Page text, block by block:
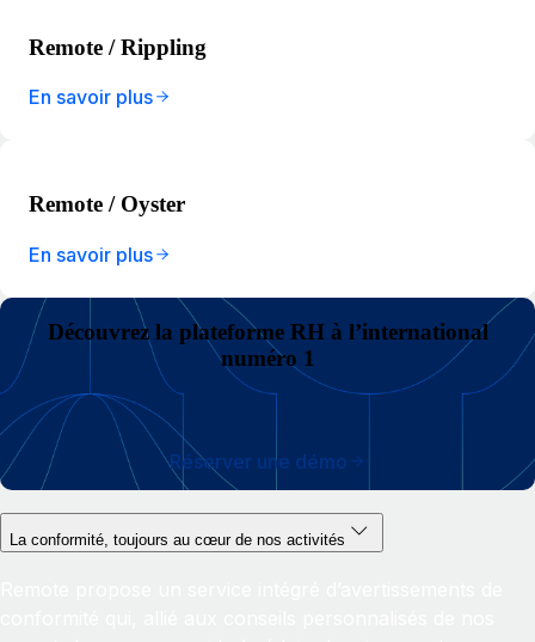
Remote / Rippling
En savoir plus
Remote / Oyster
En savoir plus
Découvrez la plateforme RH à l’international
numéro 1
Réserver une démo
La conformité, toujours au cœur de nos activités